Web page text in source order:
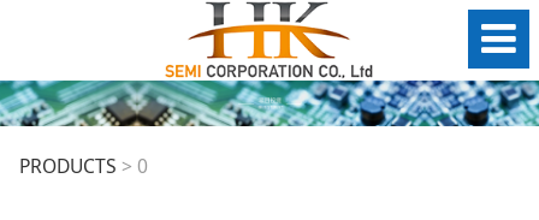
0
PRODUCTS > 0